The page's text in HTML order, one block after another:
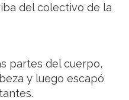
del colectivo de la
partes del cuerpo,
y luego escapó